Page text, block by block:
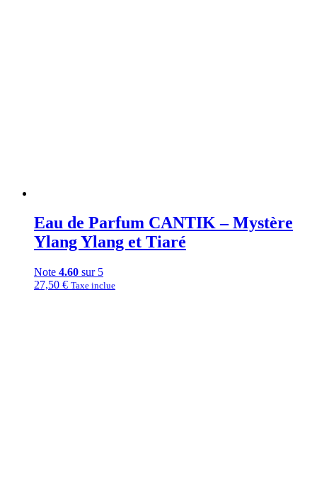
Eau de Parfum CANTIK – Mystère
Ylang Ylang et Tiaré
Note 4.60 sur 5
27,50 € Taxe inclue